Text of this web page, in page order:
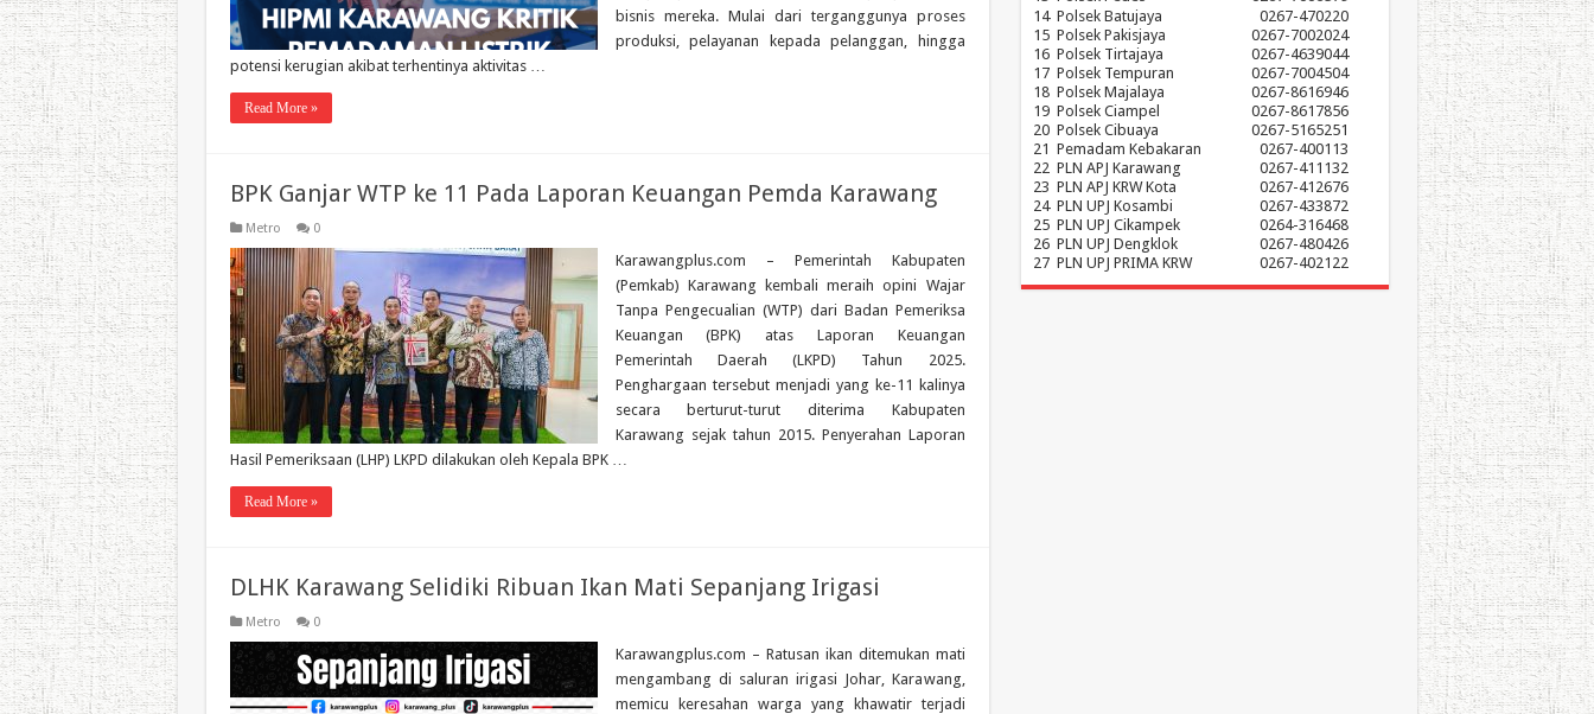
bisnis mereka. Mulai dari terganggunya proses
produksi, pelayanan kepada pelanggan, hingga
potensi kerugian akibat terhentinya aktivitas …
Read More »
BPK Ganjar WTP ke 11 Pada Laporan Keuangan Pemda Karawang
Metro 0
Karawangplus.com – Pemerintah Kabupaten
(Pemkab) Karawang kembali meraih opini Wajar
Tanpa Pengecualian (WTP) dari Badan Pemeriksa
Keuangan (BPK) atas Laporan Keuangan
Pemerintah Daerah (LKPD) Tahun 2025.
Penghargaan tersebut menjadi yang ke-11 kalinya
secara berturut-turut diterima Kabupaten
Karawang sejak tahun 2015. Penyerahan Laporan
Hasil Pemeriksaan (LHP) LKPD dilakukan oleh Kepala BPK …
Read More »
DLHK Karawang Selidiki Ribuan Ikan Mati Sepanjang Irigasi
Metro 0
Karawangplus.com – Ratusan ikan ditemukan mati
mengambang di saluran irigasi Johar, Karawang,
memicu keresahan warga yang khawatir terjadi
14 Polsek Batujaya
0267-470220
15 Polsek Pakisjaya
0267-7002024
16 Polsek Tirtajaya
0267-4639044
17 Polsek Tempuran
0267-7004504
18 Polsek Majalaya
0267-8616946
19 Polsek Ciampel
0267-8617856
20 Polsek Cibuaya
0267-5165251
21 Pemadam Kebakaran
0267-400113
22 PLN APJ Karawang
0267-411132
23 PLN APJ KRW Kota
0267-412676
24 PLN UPJ Kosambi
0267-433872
25 PLN UPJ Cikampek
0264-316468
26 PLN UPJ Dengklok
0267-480426
27 PLN UPJ PRIMA KRW 0267-402122